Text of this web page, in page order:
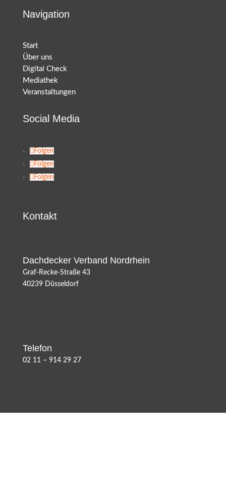
Navigation
Start
Über uns
Digital Check
Mediathek
Veranstaltungen
Social Media
Folgen
Folgen
Folgen
Kontakt
Dachdecker Verband Nordrhein
Graf-Recke-Straße 43
40239 Düsseldorf
Telefon
02 11 – 914 29 27